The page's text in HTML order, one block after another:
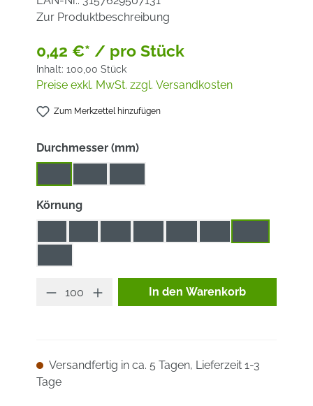
Zur Produktbeschreibung
0,42 €* / pro Stück
Inhalt: 100,00 Stück
Preise exkl. MwSt. zzgl. Versandkosten
Zum Merkzettel hinzufügen
Durchmesser (mm)auswählen
Körnungauswählen
Produkt Anzahl: Gib den
In den Warenkorb
Versandfertig in ca. 5 Tagen, Lieferzeit 1-3
Tage